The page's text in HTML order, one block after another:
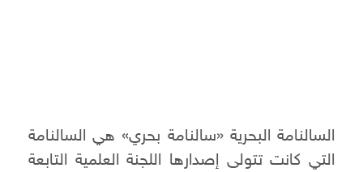
السالنامة البحرية «سالنامة بحري» هي السالنامة
التي كانت تتولى إصدارها اللجنة العلمية التابعة